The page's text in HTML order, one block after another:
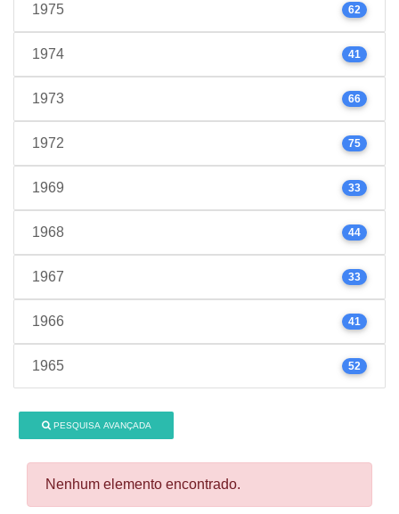
1975 62
1974 41
1973 66
1972 75
1969 33
1968 44
1967 33
1966 41
1965 52
PESQUISA AVANÇADA
Nenhum elemento encontrado.